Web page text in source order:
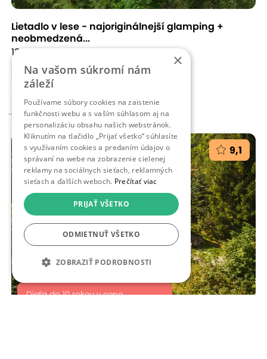
Lietadlo v lese - najoriginálnejší glamping +
neobmedzená...
13,64 kmSpišské Bystré, Lietadlo v lese
6 % zľava
od 139,00 €
149 - 327,00 €
9,1
Dieťa do 10 rokov v cene.
×
Na vašom súkromí nám
záleží
Používame súbory cookies na zaistenie
funkčnosti webu a s vaším súhlasom aj na
personalizáciu obsahu našich webstránok.
Kliknutím na tlačidlo „Prijať všetko“ súhlasíte
s využívaním cookies a predaním údajov o
správaní na webe na zobrazenie cielenej
reklamy na sociálnych sieťach, reklamných
sieťach a ďalších weboch. Prečítať viac
PRIJAŤ VŠETKO
ODMIETNUŤ VŠETKO
ZOBRAZIŤ PODROBNOSTI